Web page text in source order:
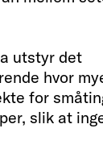
utstyr det
hvor
for
slik at